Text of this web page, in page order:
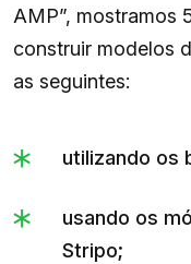
AMP”, mostramos
construir modelos
as seguintes:
utilizando os
usando os
Stripo;